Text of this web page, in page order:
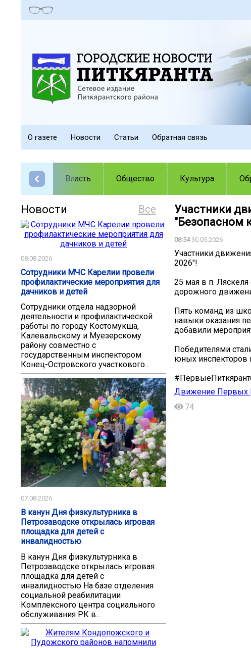
О газете Новости Статьи Обратная связь
Власть Общество Культура
Все
Новости
08.08.2026
Сотрудники МЧС Карелии провели
профилактические мероприятия для
дачников и детей
Сотрудники отдела надзорной
деятельности и профилактической
работы по городу Костомукша,
Калевальскому и Муезерскому
району совместно с
государственным инспектором
Конец-Островского участкового...
07.08.2026
В канун Дня физкультурника в
Петрозаводске открылась игровая
площадка для детей с
инвалидностью
В канун Дня физкультурника в
Петрозаводске открылась игровая
площадка для детей с
инвалидностью На базе отделения
социальной реабилитации
Комплексного центра социального
обслуживания РК в...
Участники
"Безопасном
08:5430.05.2026
Участники
2026"!
25 мая в п.
дорожного
Пять команд из
навыки оказания
добавили
Победителями
юных инспекторов
Движение Первых |
74